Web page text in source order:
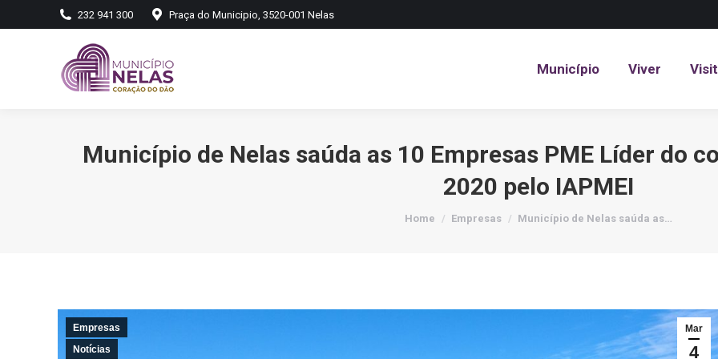
232 941 300 Praça do Municipio, 3520-001 Nelas
Município Viver
Município de Nelas saúda as 10 Empresas PME Líder do
2020 pelo IAPMEI
You are here:
Home Empresas Município de Nelas saúda as…
Mar
4
Empresas
Notícias
Município Viver